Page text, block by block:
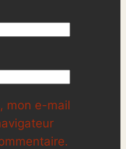
mon e-mail